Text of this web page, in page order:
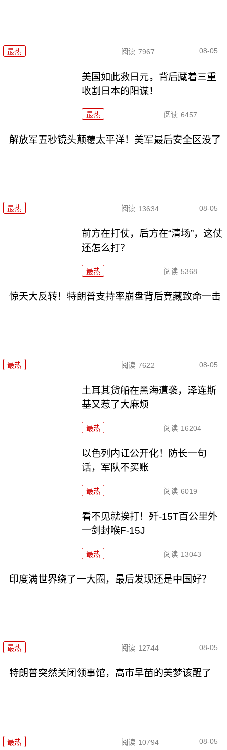
最热 阅读 7967 08-05
美国如此救日元，背后藏着三重
收割日本的阳谋！
最热 阅读 6457
解放军五秒镜头颠覆太平洋！美军最后安全区没了
最热 阅读 13634 08-05
前方在打仗，后方在“清场”，这仗
还怎么打？
最热 阅读 5368
惊天大反转！特朗普支持率崩盘背后竟藏致命一击
最热 阅读 7622 08-05
土耳其货船在黑海遭袭，泽连斯
基又惹了大麻烦
最热 阅读 16204
以色列内讧公开化！防长一句
话，军队不买账
最热 阅读 6019
看不见就挨打！歼-15T百公里外
一剑封喉F-15J
最热 阅读 13043
印度满世界绕了一大圈，最后发现还是中国好？
最热 阅读 12744 08-05
特朗普突然关闭领事馆，高市早苗的美梦该醒了
最热 阅读 10794 08-05